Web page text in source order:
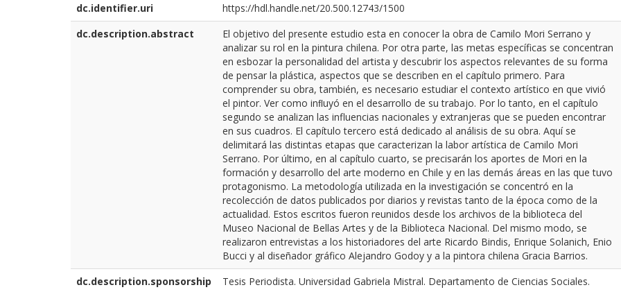
dc.identifier.uri
https://hdl.handle.net/20.500.12743/1500
dc.description.abstract
El objetivo del presente estudio esta en conocer la obra de Camilo Mori Serrano y
analizar su rol en la pintura chilena. Por otra parte, las metas específicas se concentran
en esbozar la personalidad del artista y descubrir los aspectos relevantes de su forma
de pensar la plástica, aspectos que se describen en el capítulo primero. Para
comprender su obra, también, es necesario estudiar el contexto artístico en que vivió
el pintor. Ver como inﬂuyó en el desarrollo de su trabajo. Por lo tanto, en el capítulo
segundo se analizan las influencias nacionales y extranjeras que se pueden encontrar
en sus cuadros. El capítulo tercero está dedicado al análisis de su obra. Aquí se
delimitará las distintas etapas que caracterizan la labor artística de Camilo Mori
Serrano. Por último, en al capítulo cuarto, se precisarán los aportes de Mori en la
formación y desarrollo del arte moderno en Chile y en las demás áreas en las que tuvo
protagonismo. La metodología utilizada en la investigación se concentró en la
recolección de datos publicados por diarios y revistas tanto de la época como de la
actualidad. Estos escritos fueron reunidos desde los archivos de la biblioteca del
Museo Nacional de Bellas Artes y de la Biblioteca Nacional. Del mismo modo, se
realizaron entrevistas a los historiadores del arte Ricardo Bindis, Enrique Solanich, Enio
Bucci y al diseñador gráfico Alejandro Godoy y a la pintora chilena Gracia Barrios.
dc.description.sponsorship
Tesis Periodista. Universidad Gabriela Mistral. Departamento de Ciencias Sociales.